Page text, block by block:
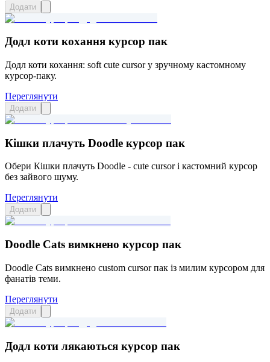
Додати
Додл коти кохання курсор пак
Додл коти кохання: soft cute cursor у зручному кастомному
курсор-паку.
Переглянути
Додати
Кішки плачуть Doodle курсор пак
Обери Кішки плачуть Doodle - cute cursor і кастомний курсор
без зайвого шуму.
Переглянути
Додати
Doodle Cats вимкнено курсор пак
Doodle Cats вимкнено custom cursor пак із милим курсором для
фанатів теми.
Переглянути
Додати
Додл коти лякаються курсор пак